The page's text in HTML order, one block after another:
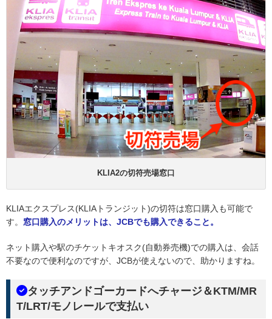
KLIA2の切符売場窓口
KLIAエクスプレス(KLIAトランジット)の切符は窓口購入も可能で
す。 窓口購入のメリットは、JCBでも購入できること。
ネット購入や駅のチケットキオスク(自動券売機)での購入は、会話
不要なので便利なのですが、JCBが使えないので、助かりますね。
タッチアンドゴーカードへチャージ＆KTM/MR
T/LRT/モノレールで支払い